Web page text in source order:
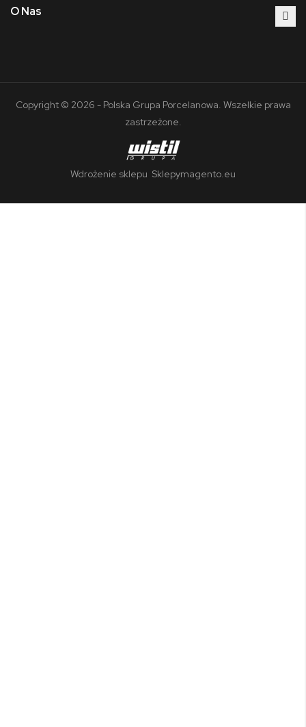
O Nas
Copyright © 2026 - Polska Grupa Porcelanowa. Wszelkie prawa
zastrzeżone.
Wdrożenie sklepu Sklepymagento.eu